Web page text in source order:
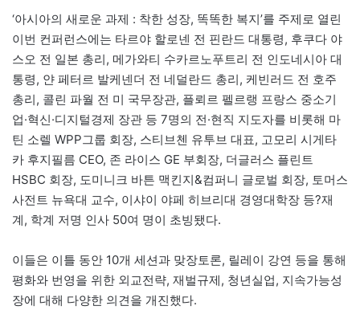
‘아시아의 새로운 과제 : 착한 성장, 똑똑한 복지’를 주제로 열린
이번 컨퍼런스에는 타르야 할로넨 전 핀란드 대통령, 후쿠다 야
스오 전 일본 총리, 메가와티 수카르노푸트리 전 인도네시아 대
통령, 얀 페터르 발케넨더 전 네덜란드 총리, 케빈러드 전 호주
총리, 콜린 파월 전 미 국무장관, 플뢰르 펠르랭 프랑스 중소기
업·혁신·디지털경제 장관 등 7명의 전·현직 지도자를 비롯해 마
틴 소렐 WPP그룹 회장, 스티브첸 유투브 대표, 고모리 시게타
카 후지필름 CEO, 존 라이스 GE 부회장, 더글러스 플린트
HSBC 회장, 도미니크 바튼 맥킨지&컴퍼니 글로벌 회장, 토머스
사전트 뉴욕대 교수, 이샤이 야페 히브리대 경영대학장 등?재
계, 학계 저명 인사 50여 명이 초빙됐다.
이들은 이틀 동안 10개 세션과 맞장토론, 릴레이 강연 등을 통해
평화와 번영을 위한 외교전략, 재벌규제, 청년실업, 지속가능성
장에 대해 다양한 의견을 개진했다.